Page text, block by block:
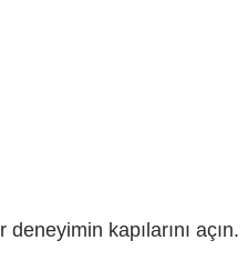
kapılarını açın.